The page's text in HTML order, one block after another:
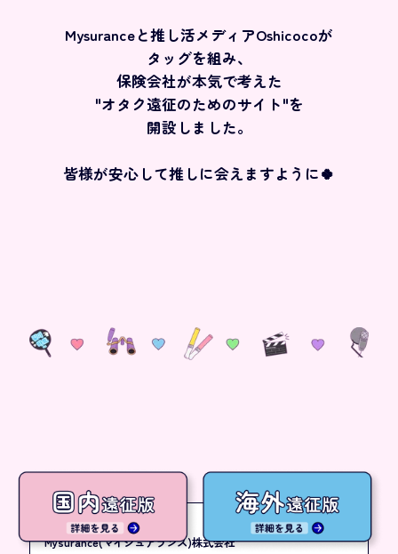
Mysuranceと推し活メディアOshicocoが
タッグを組み、
保険会社が本気で考えた
"オタク遠征のためのサイト"を
開設しました。
皆様が安心して推しに会えますように🍀
＜引受少額短期保険業者＞
Mysurance(マイシュアランス)株式会社